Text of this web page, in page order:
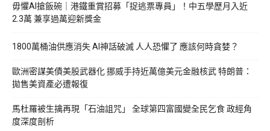
毋懼AI搶飯碗｜港鐵重賞招募「捉逃票專員」！中五學歷月入近
2.3萬 兼享過萬迎新獎金
1800萬桶油供應消失 AI神話破滅 人人恐懼了 應該何時貪婪？
歐洲密謀美債美股武器化 挪威手持近萬億美元金融核武 特朗普：
拋售美資產必遭報復
馬杜羅被生擒再現「石油詛咒」 全球第四富國變全民乞食 政經角
度深度剖析